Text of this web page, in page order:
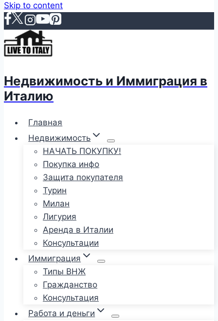
Skip to content
Недвижимость и Иммиграция в
Италию
Главная
Недвижимость
НАЧАТЬ ПОКУПКУ!
Покупка инфо
Защита покупателя
Турин
Милан
Лигурия
Аренда в Италии
Консультации
Иммиграция
Типы ВНЖ
Гражданство
Консультация
Работа и деньги